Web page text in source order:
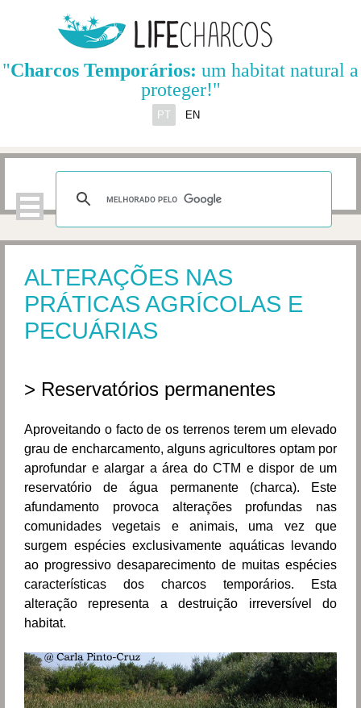
PT EN
"Charcos Temporários: um habitat natural a
proteger!"
ALTERAÇÕES NAS
PRÁTICAS AGRÍCOLAS E
PECUÁRIAS
> Reservatórios permanentes
Aproveitando o facto de os terrenos terem um elevado
grau de encharcamento, alguns agricultores optam por
aprofundar e alargar a área do CTM e dispor de um
reservatório de água permanente (charca). Este
afundamento provoca alterações profundas nas
comunidades vegetais e animais, uma vez que
surgem espécies exclusivamente aquáticas levando
ao progressivo desaparecimento de muitas espécies
características dos charcos temporários. Esta
alteração representa a destruição irreversível do
habitat.